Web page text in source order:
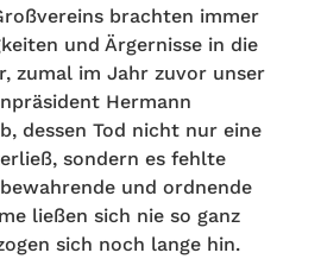
brachten immer
und Ärgernisse in die
zumal im Jahr zuvor unser
Hermann
dessen Tod nicht nur eine
sondern es fehlte
und ordnende
ließen sich nie so ganz
sich noch lange hin.